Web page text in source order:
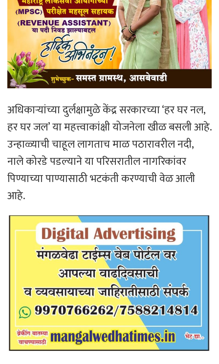
अधिकाऱ्यांच्या दुर्लक्षामुळे केंद्र सरकारच्या ‘हर घर नल,
हर घर जल’ या महत्त्वाकांक्षी योजनेला खीळ बसली आहे.
उन्हाळ्याची चाहूल लागताच माळ पठारावरील नदी,
नाले कोरडे पडल्याने या परिसरातील नागरिकांवर
पिण्याच्या पाण्यासाठी भटकंती करण्याची वेळ आली
आहे.